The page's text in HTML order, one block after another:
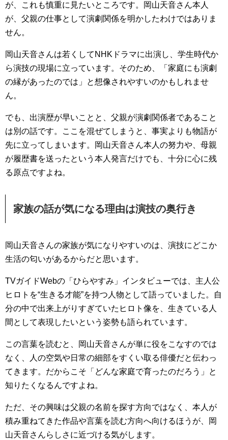
が、これも慎重に見たいところです。岡山天音さん本人
が、父親の仕事として演劇関係を明かしたわけではありま
せん。
岡山天音さんは若くしてNHKドラマに出演し、学生時代か
ら演技の現場に立っています。そのため、「家庭にも演劇
の縁があったのでは」と想像されやすいのかもしれませ
ん。
でも、出演歴が早いことと、父親が演劇関係者であること
は別の話です。ここを混ぜてしまうと、事実よりも物語が
先に立ってしまいます。岡山天音さん本人の努力や、母親
が履歴書を送ったという本人発言だけでも、十分に心に残
る原点ですよね。
家族の話が気になる理由は演技の奥行き
岡山天音さんの家族が気になりやすいのは、演技にどこか
生活の匂いがあるからだと思います。
TVガイドWebの「ひらやすみ」インタビューでは、主人公
ヒロトを“生きる才能”を持つ人物として語っていました。自
分の中で出来上がりすぎていたヒロト像を、生きている人
間として表現したいという姿勢も語られています。
この言葉を読むと、岡山天音さんが単に役をこなすのでは
なく、人の空気や日常の細部をすくい取る俳優だと伝わっ
てきます。だからこそ「どんな家庭で育ったのだろう」と
知りたくなるんですよね。
ただ、その興味は父親の名前を探す方向ではなく、本人が
積み重ねてきた作品や言葉を読む方向へ向けるほうが、岡
山天音さんらしさに近づける気がします。